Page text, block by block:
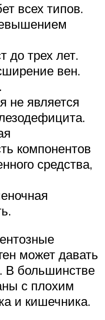
всех типов.
до трех лет.
вен.
не является
компонентов
средства,
может давать
В большинстве
с плохим
и кишечника.